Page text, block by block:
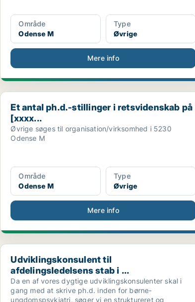
Område
Odense M
Type
Øvrige
Mere info
Et antal ph.d.-stillinger i retsvidenskab på [xxxx...
Et antal ph.d.-stillinger i retsvidenskab på
[xxxx...
Øvrige søges til organisation/virksomhed i 5230
Odense M
Område
Odense M
Type
Øvrige
Mere info
Udviklingskonsulent til afdelingsledelsens stab i ...
Udviklingskonsulent til
afdelingsledelsens stab i ...
Da en af vores dygtige udviklingskonsulenter skal i
gang med at skrive ph.d. inden for børne-
ungdomspsykiatri, søger vi en struktureret og